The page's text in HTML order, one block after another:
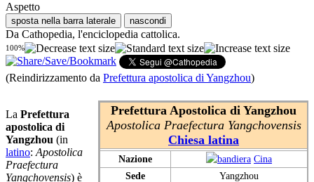
Aspetto
sposta nella barra laterale nascondi
Da Cathopedia, l'enciclopedia cattolica.
100%
(Reindirizzamento da Prefettura apostolica di Yangzhou)
Prefettura Apostolica di Yangzhou
Apostolica Praefectura Yangchovensis
Chiesa latina
Nazione
Cina
Sede
Yangzhou
La Prefettura
apostolica di
Yangzhou (in
latino: Apostolica
Praefectura
Yangchovensis) è